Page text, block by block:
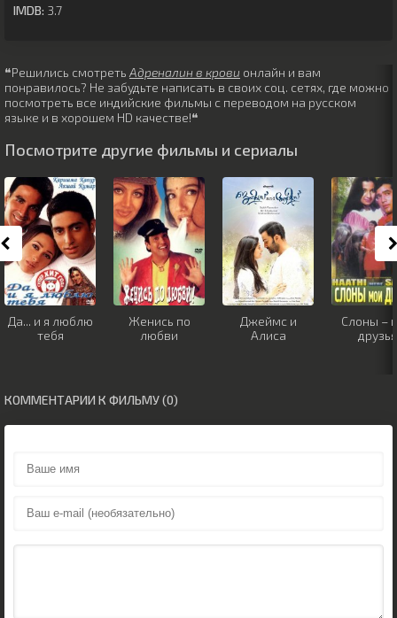
IMDB: 3.7
❝Решились смотреть Адреналин в крови онлайн и вам
понравилось? Не забудьте написать в своих соц. сетях, где можно
посмотреть все индийские фильмы с переводом на русском
языке и в хорошем HD качестве!❝
Посмотрите другие фильмы и сериалы
Да... и я люблю
тебя
Женись по
любви
Джеймс и
Алиса
Слоны –
друзья
КОММЕНТАРИИ К ФИЛЬМУ (0)